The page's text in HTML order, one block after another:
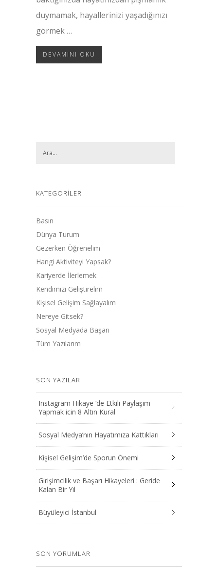
duymamak, hayallerinizi yaşadığınızı
görmek …
DEVAMINI OKU
KATEGORILER
Basın
Dünya Turum
Gezerken Öğrenelim
Hangi Aktiviteyi Yapsak?
Kariyerde İlerlemek
Kendimizi Geliştirelim
Kişisel Gelişim Sağlayalım
Nereye Gitsek?
Sosyal Medyada Başarı
Tüm Yazılarım
SON YAZILAR
Instagram Hikaye ‘de Etkili Paylaşım
Yapmak icin 8 Altın Kural
Sosyal Medya’nın Hayatımıza Kattıkları
Kişisel Gelişim’de Sporun Önemi
Girişimcilik ve Başarı Hikayeleri : Geride
Kalan Bir Yıl
Büyüleyici İstanbul
SON YORUMLAR